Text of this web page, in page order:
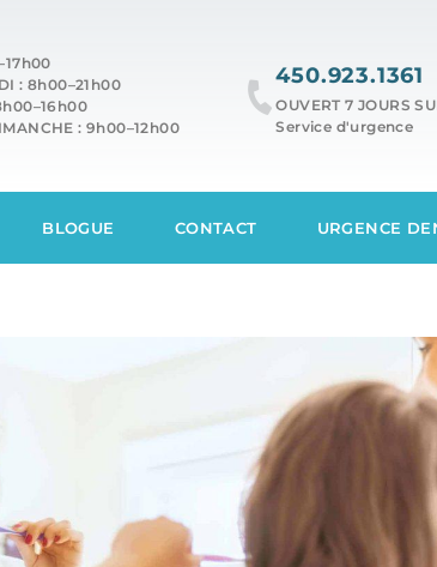
: 8h00–21h00
: 9h00–12h00
450.923.1361
OUVERT 7 JOURS
Service d'urgence
BLOGUE CONTACT URGENCE